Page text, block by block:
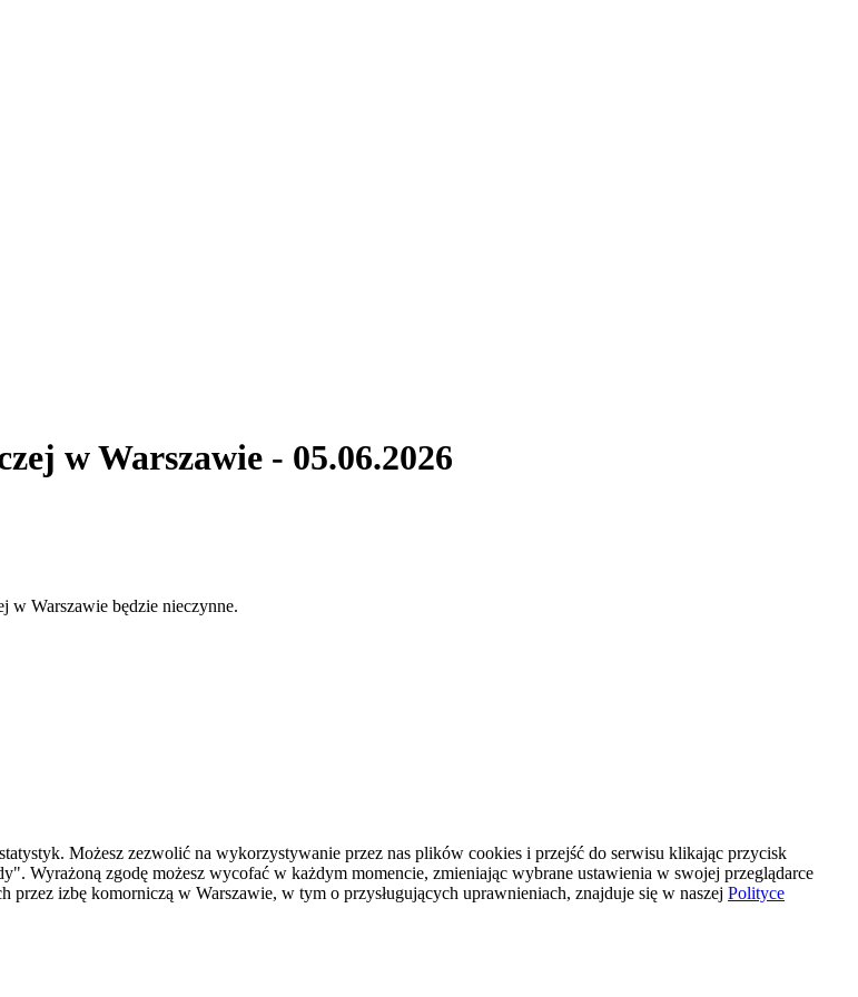
w Warszawie - 05.06.2026
Warszawie będzie nieczynne.
Możesz zezwolić na wykorzystywanie przez nas plików cookies i przejść do serwisu klikając przycisk
Wyrażoną zgodę możesz wycofać w każdym momencie, zmieniając wybrane ustawienia w swojej przeglądarce
izbę komorniczą w Warszawie, w tym o przysługujących uprawnieniach, znajduje się w naszej Polityce